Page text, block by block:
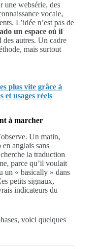
une websérie, des
vocale,
L’idée n’est pas de
un espace où il
des autres. Un cadre
mais surtout
plus vite grâce à
et usages réels
à marcher
Un matin,
anglais sans
la traduction
parce qu’il voulait
un « basically » dans
petits signaux,
indicateurs du
voici quelques